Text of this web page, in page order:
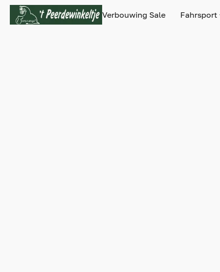
Verbouwing Sale Fahrsport